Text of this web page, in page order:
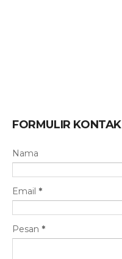
FORMULIR KONTAK
Nama
Email *
Pesan *